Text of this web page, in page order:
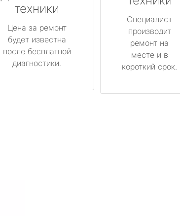
техники
Цена за ремонт
будет известна
после бесплатной
диагностики.
Специалист
производит
ремонт на
месте и в
короткий срок.